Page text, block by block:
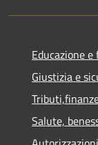
Educazione
Giustizia e
Salute,